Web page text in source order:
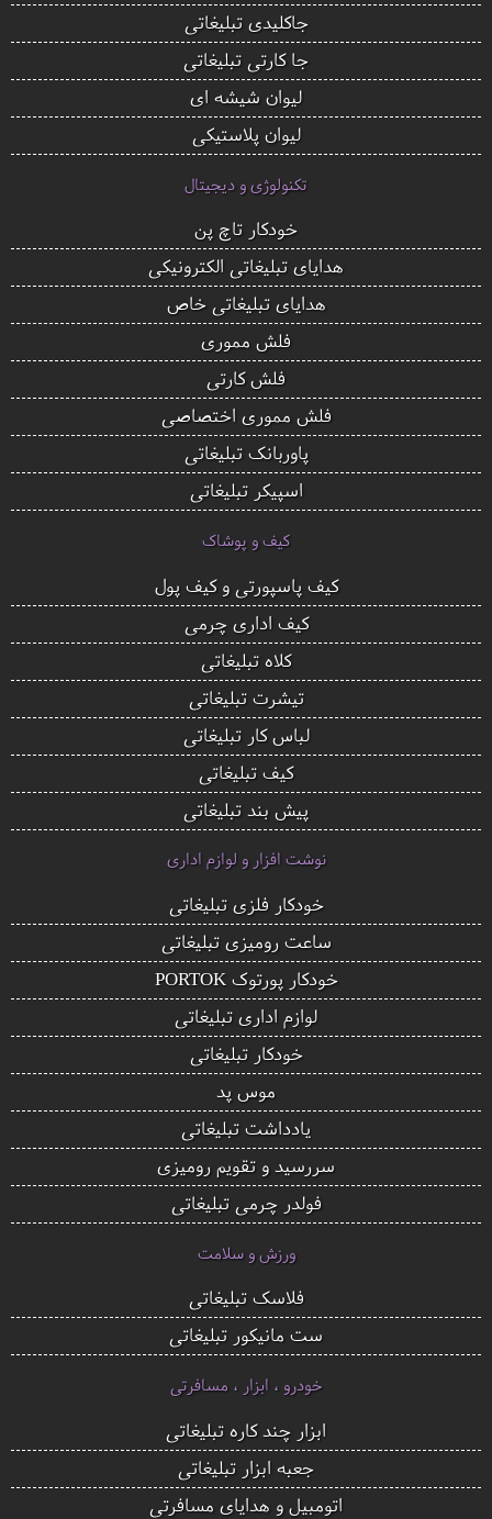
جاکلیدی تبلیغاتی
جا کارتی تبلیغاتی
لیوان شیشه ای
لیوان پلاستیکی
تکنولوژی و دیجیتال
خودکار تاچ پن
هدایای تبلیغاتی الکترونیکی
هدایای تبلیغاتی خاص
فلش مموری
فلش کارتی
فلش مموری اختصاصی
پاوربانک تبلیغاتی
اسپیکر تبلیغاتی
کیف و پوشاک
کیف پاسپورتی و کیف پول
کیف اداری چرمی
کلاه تبلیغاتی
تیشرت تبلیغاتی
لباس کار تبلیغاتی
کیف تبلیغاتی
پیش بند تبلیغاتی
نوشت افزار و لوازم اداری
خودکار فلزی تبلیغاتی
ساعت رومیزی تبلیغاتی
خودکار پورتوک PORTOK
لوازم اداری تبلیغاتی
خودکار تبلیغاتی
موس پد
یادداشت تبلیغاتی
سررسید و تقویم رومیزی
فولدر چرمی تبلیغاتی
ورزش و سلامت
فلاسک تبلیغاتی
ست مانیکور تبلیغاتی
خودرو ، ابزار ، مسافرتی
ابزار چند کاره تبلیغاتی
جعبه ابزار تبلیغاتی
اتومبیل و هدایای مسافرتی